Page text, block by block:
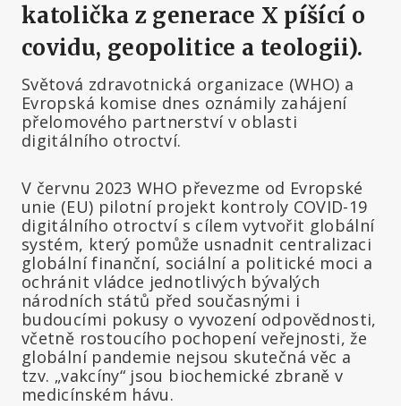
katolička z generace X píšící o
covidu, geopolitice a teologii).
Světová zdravotnická organizace (WHO) a
Evropská komise dnes oznámily zahájení
přelomového partnerství v oblasti
digitálního otroctví.
V červnu 2023 WHO převezme od Evropské
unie (EU) pilotní projekt kontroly COVID-19
digitálního otroctví s cílem vytvořit globální
systém, který pomůže usnadnit centralizaci
globální finanční, sociální a politické moci a
ochránit vládce jednotlivých bývalých
národních států před současnými i
budoucími pokusy o vyvození odpovědnosti,
včetně rostoucího pochopení veřejnosti, že
globální pandemie nejsou skutečná věc a
tzv. „vakcíny“ jsou biochemické zbraně v
medicínském hávu.